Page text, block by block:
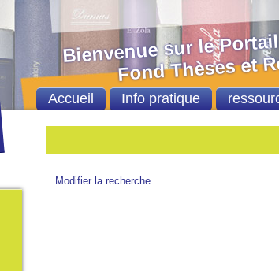
Modifier la recherche
Bienvenue sur le
Fond Thèses et
Accueil Info pratique